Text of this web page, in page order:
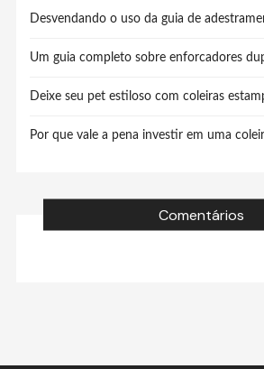
Desvendando o uso da guia de
Um guia completo sobre enforcadores
Deixe seu pet estiloso com coleiras
Por que vale a pena investir em uma
Comentários